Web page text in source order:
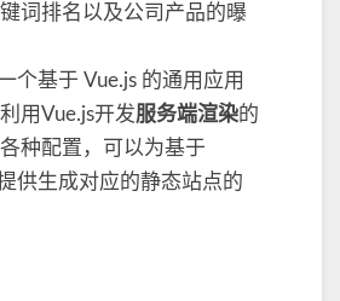
词排名以及公司产品的曝
个基于 Vue.js 的通用应用
用Vue.js开发服务端渲染的
种配置，可以为基于
供生成对应的静态站点的